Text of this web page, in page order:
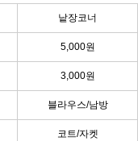
낱장코너
5,000원
3,000원
블라우스/남방
코트/자켓